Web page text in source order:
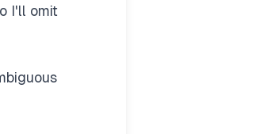
I'll omit